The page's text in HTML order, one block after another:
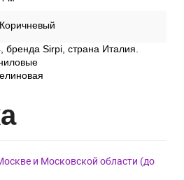
Коричневый
бренда Sirpi, страна Италия.
и Московской области (до